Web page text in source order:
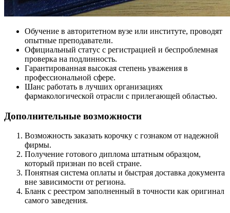
Обучение в авторитетном вузе или институте, проводят
опытные преподаватели.
Официальный статус с регистрацией и беспроблемная
проверка на подлинность.
Гарантированная высокая степень уважения в
профессиональной сфере.
Шанс работать в лучших организациях
фармакологической отрасли с прилегающей областью.
Дополнительные возможности
Возможность заказать корочку с гознаком от надежной
фирмы.
Получение готового диплома штатным образцом,
который признан по всей стране.
Понятная система оплаты и быстрая доставка документа
вне зависимости от региона.
Бланк с реестром заполненный в точности как оригинал
самого заведения.